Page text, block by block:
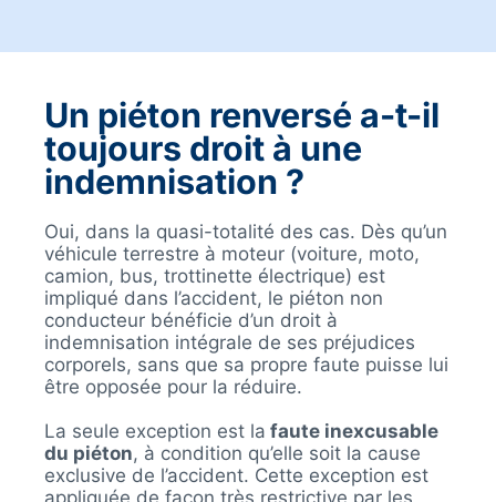
Un piéton renversé a-t-il
toujours droit à une
indemnisation ?
Oui, dans la quasi-totalité des cas. Dès qu’un
véhicule terrestre à moteur (voiture, moto,
camion, bus, trottinette électrique) est
impliqué dans l’accident, le piéton non
conducteur bénéficie d’un droit à
indemnisation intégrale de ses préjudices
corporels, sans que sa propre faute puisse lui
être opposée pour la réduire.
La seule exception est la faute inexcusable
du piéton, à condition qu’elle soit la cause
exclusive de l’accident. Cette exception est
appliquée de façon très restrictive par les